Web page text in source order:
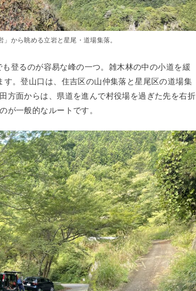
から眺める立岩と星尾・道場集落。
登るのが容易な峰の一つ。雑木林の中の小道を緩
。登山口は、住吉区の山仲集落と星尾区の道場集
方面からは、県道を進んで村役場を過ぎた先を右折
が一般的なルートです。